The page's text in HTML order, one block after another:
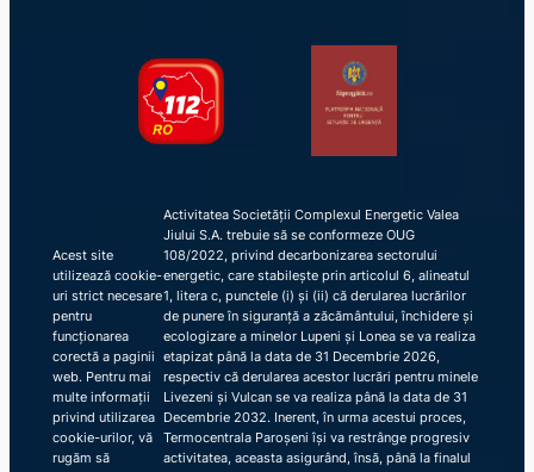
Acest site
utilizează cookie-
uri strict necesare
pentru
funcționarea
corectă a paginii
web. Pentru mai
multe informații
privind utilizarea
cookie-urilor, vă
rugăm să
Activitatea Societății Complexul Energetic Valea
Jiului S.A. trebuie să se conformeze OUG
108/2022, privind decarbonizarea sectorului
energetic, care stabilește prin articolul 6, alineatul
1, litera c, punctele (i) și (ii) că derularea lucrărilor
de punere în siguranță a zăcământului, închidere și
ecologizare a minelor Lupeni și Lonea se va realiza
etapizat până la data de 31 Decembrie 2026,
respectiv că derularea acestor lucrări pentru minele
Livezeni și Vulcan se va realiza până la data de 31
Decembrie 2032. Inerent, în urma acestui proces,
Termocentrala Paroșeni își va restrânge progresiv
activitatea, aceasta asigurând, însă, până la finalul